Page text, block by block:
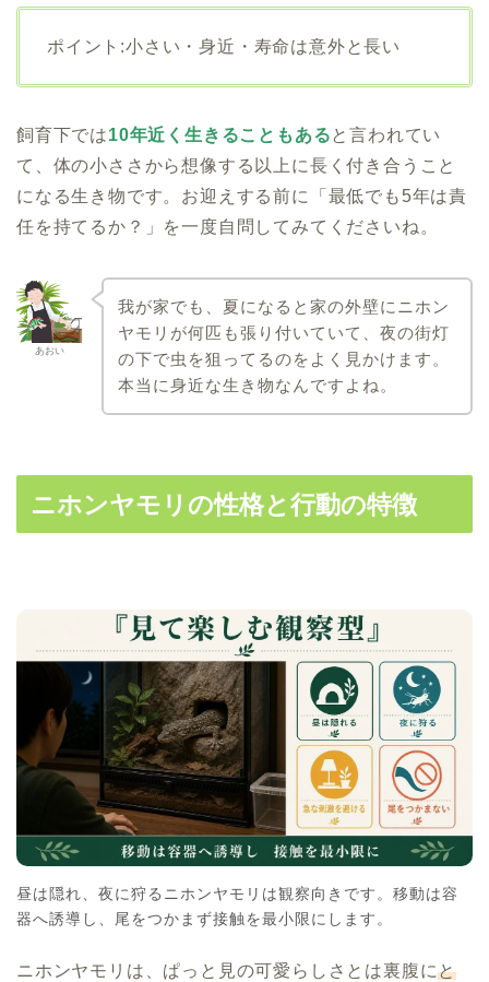
ポイント:小さい・身近・寿命は意外と長い
飼育下では10年近く生きることもあると言われてい
て、体の小ささから想像する以上に長く付き合うこと
になる生き物です。お迎えする前に「最低でも5年は責
任を持てるか？」を一度自問してみてくださいね。
あおい
我が家でも、夏になると家の外壁にニホン
ヤモリが何匹も張り付いていて、夜の街灯
の下で虫を狙ってるのをよく見かけます。
本当に身近な生き物なんですよね。
ニホンヤモリの性格と行動の特徴
昼は隠れ、夜に狩るニホンヤモリは観察向きです。移動は容
器へ誘導し、尾をつかまず接触を最小限にします。
ニホンヤモリは、ぱっと見の可愛らしさとは裏腹にと